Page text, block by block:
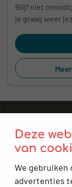
Deze
van
We gebruiken
advertenties
Blijf niet
je graag weer
Plan een
Keuzehulp: